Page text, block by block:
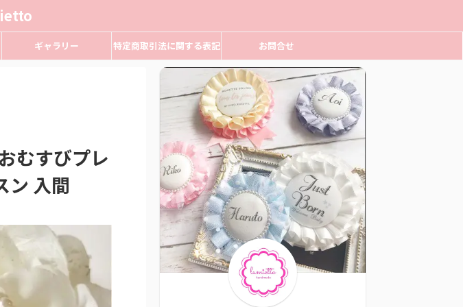
ギャラリー 特定商取引法に関する表記 お問合せ
むすびプレ
ン 入間